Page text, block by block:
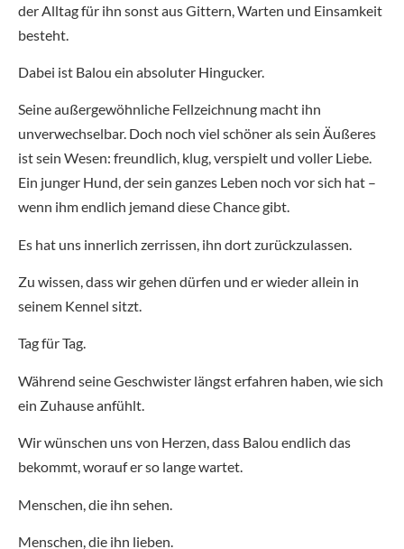
der Alltag für ihn sonst aus Gittern, Warten und Einsamkeit
besteht.
Dabei ist Balou ein absoluter Hingucker.
Seine außergewöhnliche Fellzeichnung macht ihn
unverwechselbar. Doch noch viel schöner als sein Äußeres
ist sein Wesen: freundlich, klug, verspielt und voller Liebe.
Ein junger Hund, der sein ganzes Leben noch vor sich hat –
wenn ihm endlich jemand diese Chance gibt.
Es hat uns innerlich zerrissen, ihn dort zurückzulassen.
Zu wissen, dass wir gehen dürfen und er wieder allein in
seinem Kennel sitzt.
Tag für Tag.
Während seine Geschwister längst erfahren haben, wie sich
ein Zuhause anfühlt.
Wir wünschen uns von Herzen, dass Balou endlich das
bekommt, worauf er so lange wartet.
Menschen, die ihn sehen.
Menschen, die ihn lieben.